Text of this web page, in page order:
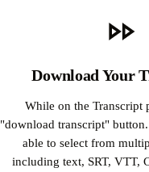
Download Your
While on the Transcript
"download transcript"
able to select from
including text, SRT, VTT,